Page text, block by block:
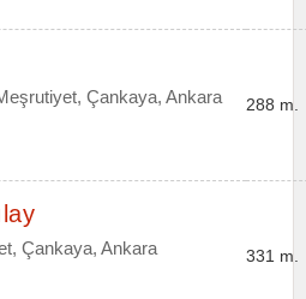
Çankaya, Ankara 288 m.
Çankaya, Ankara 331 m.